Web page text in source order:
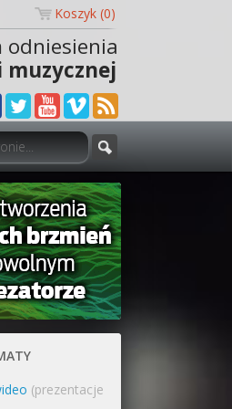
Koszyk (0)
odniesienia
(prezentacje